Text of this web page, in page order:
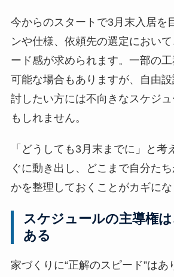
今からのスタートで3月末入居を
ンや仕様、依頼先の選定におい
ード感が求められます。一部の
可能な場合もありますが、自由
討したい方には不向きなスケジ
もしれません。
「どうしても3月末までに」と考
ぐに動き出し、どこまで自分た
かを整理しておくことがカギにな
スケジュールの主導権
ある
家づくりに“正解のスピード”はあ